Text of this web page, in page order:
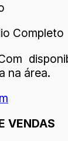
Completo
na área.
VENDAS